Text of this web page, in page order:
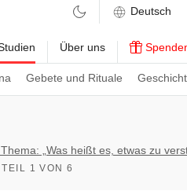
Gebete und Rituale
Über uns
„Was heißt es, etwas zu
TEIL 1 VON 6